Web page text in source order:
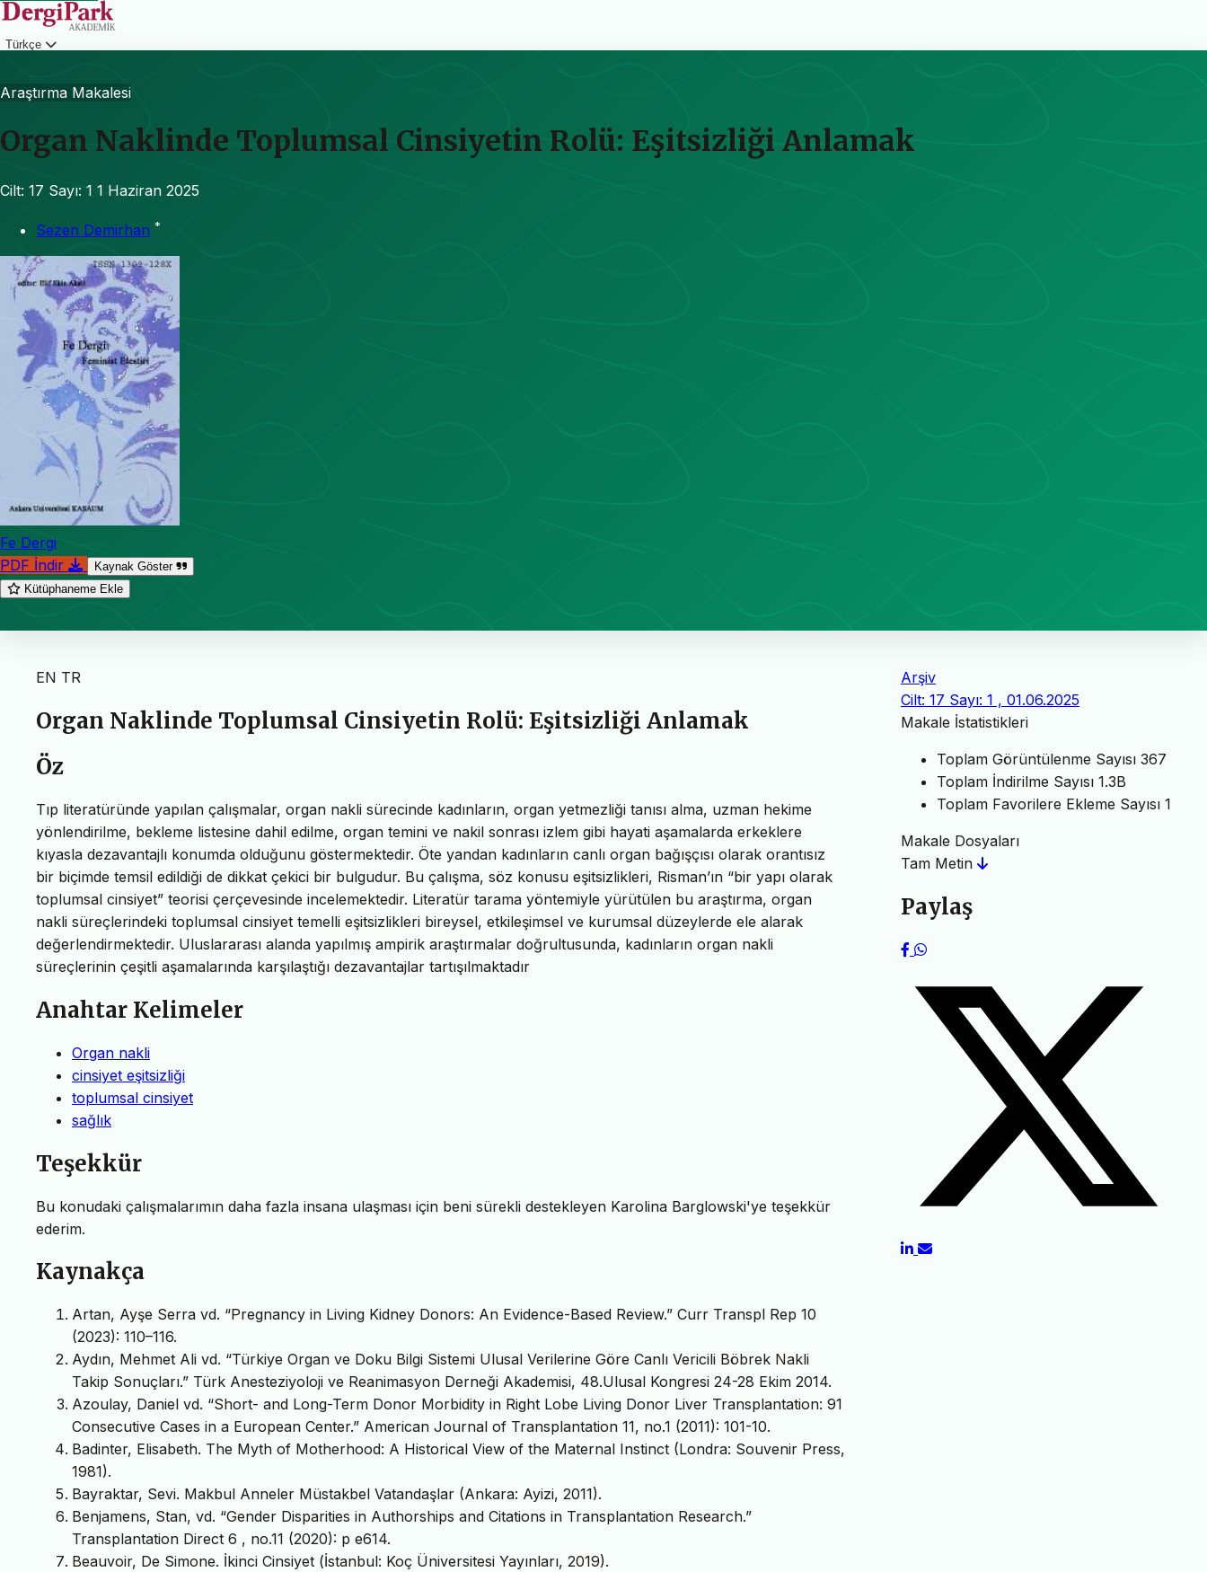
Türkçe
Araştırma Makalesi
Organ Naklinde Toplumsal Cinsiyetin Rolü: Eşitsizliği Anlamak
Cilt: 17 Sayı: 1 1 Haziran 2025
Sezen Demirhan *
Fe Dergi
PDF İndir
Kaynak Göster
Kütüphaneme Ekle
EN TR
Organ Naklinde Toplumsal Cinsiyetin Rolü: Eşitsizliği Anlamak
Öz
Tıp literatüründe yapılan çalışmalar, organ nakli sürecinde kadınların, organ yetmezliği tanısı alma, uzman hekime
yönlendirilme, bekleme listesine dahil edilme, organ temini ve nakil sonrası izlem gibi hayati aşamalarda erkeklere
kıyasla dezavantajlı konumda olduğunu göstermektedir. Öte yandan kadınların canlı organ bağışçısı olarak orantısız
bir biçimde temsil edildiği de dikkat çekici bir bulgudur. Bu çalışma, söz konusu eşitsizlikleri, Risman’ın “bir yapı olarak
toplumsal cinsiyet” teorisi çerçevesinde incelemektedir. Literatür tarama yöntemiyle yürütülen bu araştırma, organ
nakli süreçlerindeki toplumsal cinsiyet temelli eşitsizlikleri bireysel, etkileşimsel ve kurumsal düzeylerde ele alarak
değerlendirmektedir. Uluslararası alanda yapılmış ampirik araştırmalar doğrultusunda, kadınların organ nakli
süreçlerinin çeşitli aşamalarında karşılaştığı dezavantajlar tartışılmaktadır
Anahtar Kelimeler
Organ nakli
cinsiyet eşitsizliği
toplumsal cinsiyet
sağlık
Teşekkür
Bu konudaki çalışmalarımın daha fazla insana ulaşması için beni sürekli destekleyen Karolina Barglowski'ye teşekkür
ederim.
Kaynakça
Artan, Ayşe Serra vd. “Pregnancy in Living Kidney Donors: An Evidence-Based Review.” Curr Transpl Rep 10
(2023): 110–116.
Aydın, Mehmet Ali vd. “Türkiye Organ ve Doku Bilgi Sistemi Ulusal Verilerine Göre Canlı Vericili Böbrek Nakli
Takip Sonuçları.” Türk Anesteziyoloji ve Reanimasyon Derneği Akademisi, 48.Ulusal Kongresi 24-28 Ekim 2014.
Azoulay, Daniel vd. “Short- and Long-Term Donor Morbidity in Right Lobe Living Donor Liver Transplantation: 91
Consecutive Cases in a European Center.” American Journal of Transplantation 11, no.1 (2011): 101-10.
Badinter, Elisabeth. The Myth of Motherhood: A Historical View of the Maternal Instinct (Londra: Souvenir Press,
1981).
Bayraktar, Sevi. Makbul Anneler Müstakbel Vatandaşlar (Ankara: Ayizi, 2011).
Benjamens, Stan, vd. “Gender Disparities in Authorships and Citations in Transplantation Research.”
Transplantation Direct 6 , no.11 (2020): p e614.
Beauvoir, De Simone. İkinci Cinsiyet (İstanbul: Koç Üniversitesi Yayınları, 2019).
Arşiv
Cilt: 17 Sayı: 1 , 01.06.2025
Makale İstatistikleri
Toplam Görüntülenme Sayısı 367
Toplam İndirilme Sayısı 1.3B
Toplam Favorilere Ekleme Sayısı 1
Makale Dosyaları
Tam Metin
Paylaş